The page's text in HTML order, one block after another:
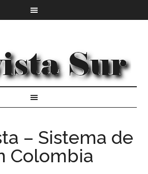
– Sistema de
Colombia